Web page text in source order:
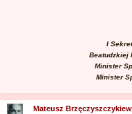
I
Beatudzkiej
Minister
Minister
Mateusz